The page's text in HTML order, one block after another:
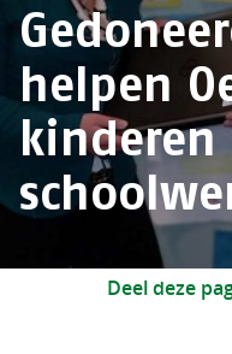
helpen
kinderen
Deel deze